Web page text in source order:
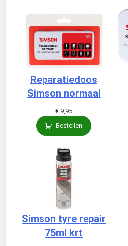
Reparatiedoos
Simson normaal
€ 9,95
Bestellen
Simson tyre repair
75ml krt